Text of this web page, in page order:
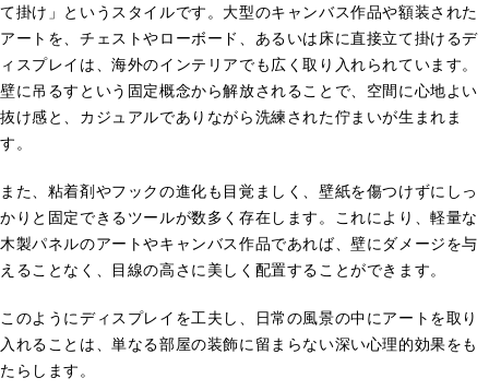
て掛け」というスタイルです。大型のキャンバス作品や額装された
アートを、チェストやローボード、あるいは床に直接立て掛けるデ
ィスプレイは、海外のインテリアでも広く取り入れられています。
壁に吊るすという固定概念から解放されることで、空間に心地よい
抜け感と、カジュアルでありながら洗練された佇まいが生まれま
す。
また、粘着剤やフックの進化も目覚ましく、壁紙を傷つけずにしっ
かりと固定できるツールが数多く存在します。これにより、軽量な
木製パネルのアートやキャンバス作品であれば、壁にダメージを与
えることなく、目線の高さに美しく配置することができます。
このようにディスプレイを工夫し、日常の風景の中にアートを取り
入れることは、単なる部屋の装飾に留まらない深い心理的効果をも
たらします。